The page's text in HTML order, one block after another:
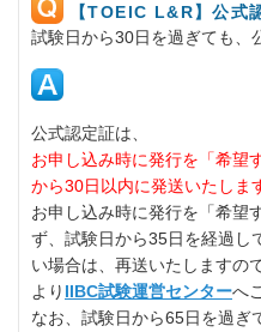
【TOEIC L&R】公式
試験日から30日を過ぎても、
公式認定証は、
お申し込み時に発行を「希望
から30日以内に発送いたしま
お申し込み時に発行を「希望
ず、試験日から35日を経過し
い場合は、再送いたしますの
より IIBC試験運営センターへ
なお、試験日から65日を過ぎ